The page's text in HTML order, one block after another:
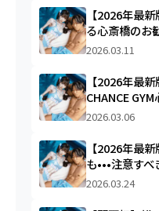
【2026年最
る心斎橋のお
2026.03.11
【2026年最
CHANCE
2026.03.06
【2026年最
も•••注意す
2026.03.24